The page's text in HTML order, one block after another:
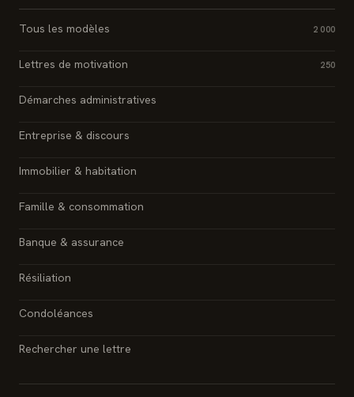
Tous les modèles 2 000
Lettres de motivation 250
Démarches administratives
Entreprise & discours
Immobilier & habitation
Famille & consommation
Banque & assurance
Résiliation
Condoléances
Rechercher une lettre